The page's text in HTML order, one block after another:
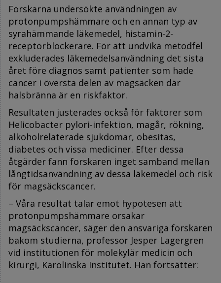
Forskarna undersökte användningen av
protonpumpshämmare och en annan typ av
syrahämmande läkemedel, histamin-2-
receptorblockerare. För att undvika metodfel
exkluderades läkemedelsanvändning det sista
året före diagnos samt patienter som hade
cancer i översta delen av magsäcken där
halsbränna är en riskfaktor.
Resultaten justerades också för faktorer som
Helicobacter pylori-infektion, magår, rökning,
alkoholrelaterade sjukdomar, obesitas,
diabetes och vissa mediciner. Efter dessa
åtgärder fann forskaren inget samband mellan
långtidsanvändning av dessa läkemedel och risk
för magsäckscancer.
– Våra resultat talar emot hypotesen att
protonpumpshämmare orsakar
magsäckscancer, säger den ansvariga forskaren
bakom studierna, professor Jesper Lagergren
vid institutionen för molekylär medicin och
kirurgi, Karolinska Institutet. Han fortsätter: